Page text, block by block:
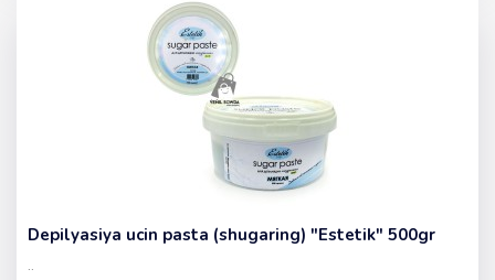
Depilyasiya ucin pasta (shugaring) "Estetik" 500gr
..